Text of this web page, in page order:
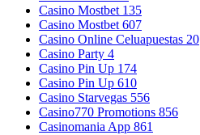
Casino Mostbet 135
Casino Mostbet 607
Casino Online Celuapuestas 20
Casino Party 4
Casino Pin Up 174
Casino Pin Up 610
Casino Starvegas 556
Casino770 Promotions 856
Casinomania App 861